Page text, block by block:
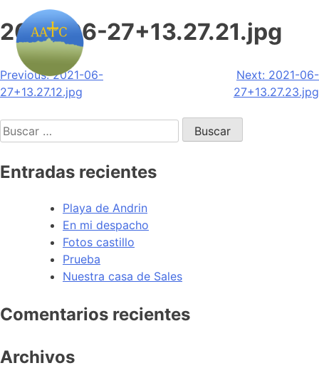
2021-06-27+13.27.21.jpg
Navegación
de
entradas
Previous: 2021-06-
27+13.27.12.jpg
Next: 2021-06-
27+13.27.23.jpg
Buscar:
Entradas recientes
Playa de Andrin
En mi despacho
Fotos castillo
Prueba
Nuestra casa de Sales
Comentarios recientes
Archivos